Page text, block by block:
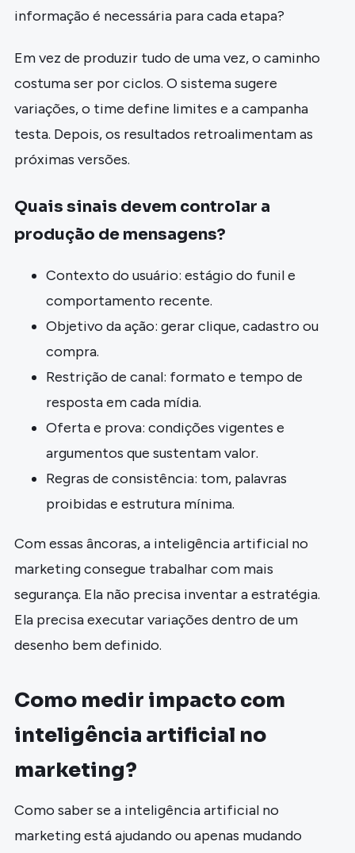
informação é necessária para cada etapa?
Em vez de produzir tudo de uma vez, o caminho
costuma ser por ciclos. O sistema sugere
variações, o time define limites e a campanha
testa. Depois, os resultados retroalimentam as
próximas versões.
Quais sinais devem controlar a
produção de mensagens?
Contexto do usuário: estágio do funil e
comportamento recente.
Objetivo da ação: gerar clique, cadastro ou
compra.
Restrição de canal: formato e tempo de
resposta em cada mídia.
Oferta e prova: condições vigentes e
argumentos que sustentam valor.
Regras de consistência: tom, palavras
proibidas e estrutura mínima.
Com essas âncoras, a inteligência artificial no
marketing consegue trabalhar com mais
segurança. Ela não precisa inventar a estratégia.
Ela precisa executar variações dentro de um
desenho bem definido.
Como medir impacto com
inteligência artificial no
marketing?
Como saber se a inteligência artificial no
marketing está ajudando ou apenas mudando